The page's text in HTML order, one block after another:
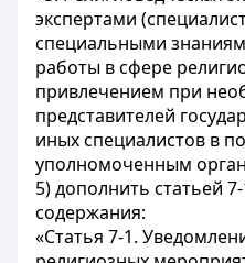
экспертами
специальными
работы в сфере
привлечением при
представителей
иных специалистов в
уполномоченным
5) дополнить статьей
содержания:
«Статья 7-1.